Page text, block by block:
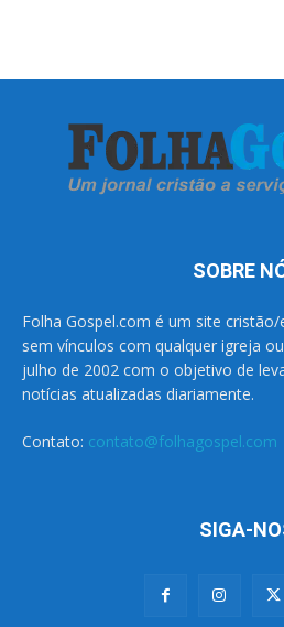
SOBRE
Folha Gospel.com é um site
sem vínculos com qualquer igreja
julho de 2002 com o objetivo de
notícias atualizadas diariamente.
Contato: contato@folhagospel.com
SIGA-